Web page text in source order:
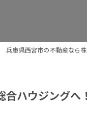
兵庫県西宮市の不動産なら
ハウジング